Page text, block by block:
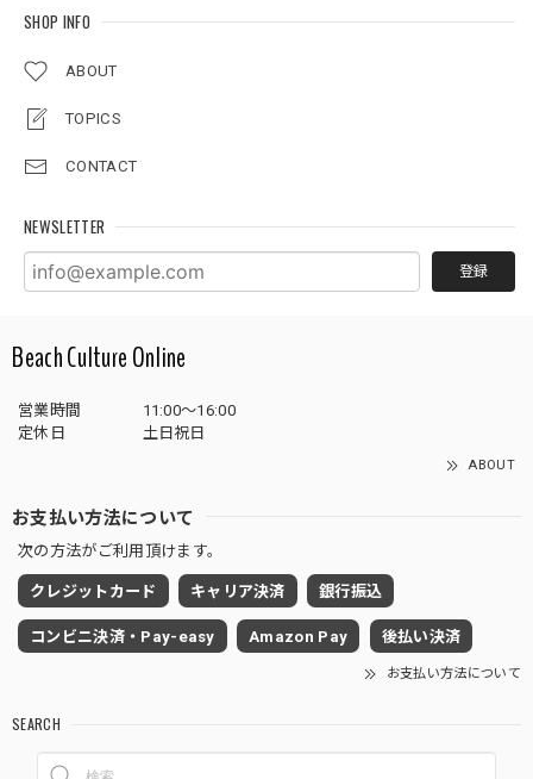
SHOP INFO
ABOUT
TOPICS
CONTACT
NEWSLETTER
登録
Beach Culture Online
営業時間
11:00～16:00
定休日
土日祝日
ABOUT
お支払い方法について
次の方法がご利用頂けます。
クレジットカード キャリア決済 銀行振込
コンビニ決済・Pay-easy Amazon Pay 後払い決済
お支払い方法について
SEARCH